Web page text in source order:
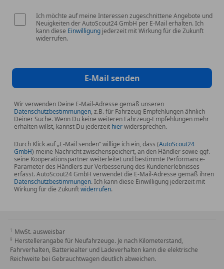
Ich möchte auf meine Interessen zugeschnittene Angebote und
Neuigkeiten der AutoScout24 GmbH per E-Mail erhalten. Ich
kann diese Einwilligung jederzeit mit Wirkung für die Zukunft
widerrufen.
E-Mail senden
Wir verwenden Deine E-Mail-Adresse gemäß unseren
Datenschutzbestimmungen, z.B. für Fahrzeug-Empfehlungen ähnlich
Deiner Suche. Wenn Du keine weiteren Fahrzeug-Empfehlungen mehr
erhalten willst, kannst Du jederzeit hierwidersprechen.
Durch Klick auf „E-Mail senden“ willige ich ein, dass (AutoScout24
GmbH) meine Nachricht zwischenspeichert, an den Händler sowie ggf.
seine Kooperationspartner weiterleitet und bestimmte Performance-
Parameter des Händlers zur Verbesserung des Kundenerlebnisses
erfasst. AutoScout24 GmbH verwendet die E-Mail-Adresse gemäß ihren
Datenschutzbestimmungen. Ich kann diese Einwilligung jederzeit mit
Wirkung für die Zukunftwiderrufen.
MwSt. ausweisbar
Herstellerangabe für Neufahrzeuge. Je nach Kilometerstand,
Fahrverhalten, Batteriealter und Ladeverhalten kann die elektrische
Reichweite bei Gebrauchtwagen deutlich abweichen.